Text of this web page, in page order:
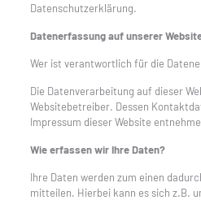
Datenschutzerklärung.
Datenerfassung auf unserer
Wer ist verantwortlich für die
Die Datenverarbeitung auf dieser
Websitebetreiber. Dessen
Impressum dieser Website
Wie erfassen wir Ihre Daten?
Ihre Daten werden zum einen
mitteilen. Hierbei kann es sich z.B.